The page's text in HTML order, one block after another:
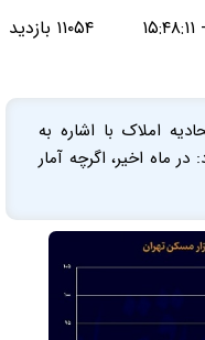
۱۱۰۵۴ بازدید
املاک با اشاره به
ماه اخیر، اگرچه آمار